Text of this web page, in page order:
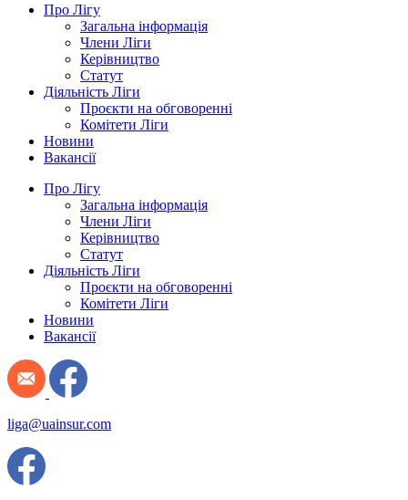
Про Лігу
Загальна інформація
Члени Ліги
Керівництво
Статут
Діяльність Ліги
Проєкти на обговоренні
Комітети Ліги
Новини
Вакансії
Про Лігу
Загальна інформація
Члени Ліги
Керівництво
Статут
Діяльність Ліги
Проєкти на обговоренні
Комітети Ліги
Новини
Вакансії
liga@uainsur.com